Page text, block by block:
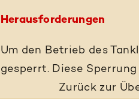
Herausforderungen
Um den Betrieb des
gesperrt. Diese
Zurückzur